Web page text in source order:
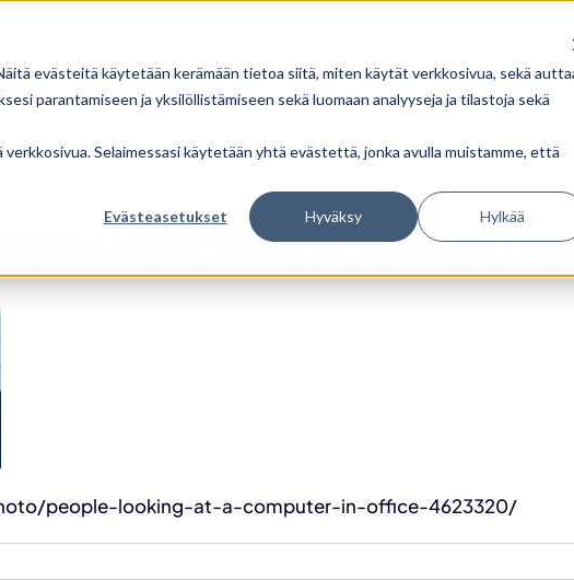
evästeitä käytetään kerämään tietoa siitä, miten käytät verkkosivua, sekä
parantamiseen ja yksilöllistämiseen sekä luomaan analyyseja ja tilastoja sekä
Selaimessasi käytetään yhtä evästettä, jonka avulla muistamme, että
Evästeasetukset Hyväksy Hylkää
watching
people-looking-at-a-computer-in-office-4623320/